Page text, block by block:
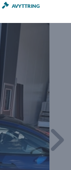
AVYTTRING